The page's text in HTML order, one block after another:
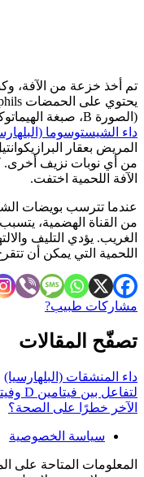
تم أخذ خزعة من الآفة،
يحتوي على الحمضات Eosinophils وبعض بويضات
(الصورة B، صبغة الهيماتوكسيلين والإيوزين). تم تشخيص الحالة بأنها
داء الشيستوسوما
المريض بعقار
الآفة اللحمية اختفت.
عندما تترسب بويضات
من القناة الهضمية،
الغريب. يؤدي التليف
اللحمية التي يمكن أن
مشاركات طبيب?
تصفّح المقالات
داء المنشقات (البلهارسيا)
الآخر خطرًا على الصحة؟
سياسة الخصوصية
المعلومات المتاحة على